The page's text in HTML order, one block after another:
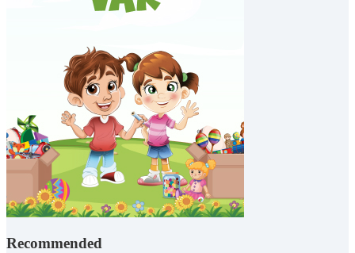
Recommended